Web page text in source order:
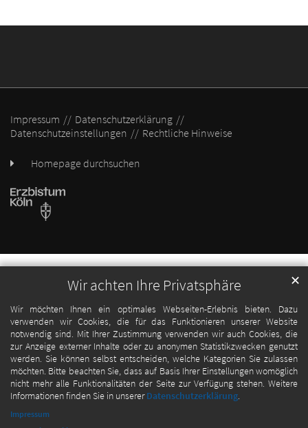
Wir achten Ihre Privatsphäre
Wir möchten Ihnen ein optimales Webseiten-Erlebnis bieten. Dazu
verwenden wir Cookies, die für das Funktionieren unserer Website
notwendig sind. Mit Ihrer Zustimmung verwenden wir auch Cookies, die
zur Anzeige externer Inhalte oder zu anonymen Statistikzwecken genutzt
werden. Sie können selbst entscheiden, welche Kategorien Sie zulassen
möchten. Bitte beachten Sie, dass auf Basis Ihrer Einstellungen womöglich
nicht mehr alle Funktionalitäten der Seite zur Verfügung stehen. Weitere
Informationen finden Sie in unsererDatenschutzerklärung.
✕
Impressum
Impressum
Datenschutzerklärung
Datenschutzeinstellungen
Rechtliche Hinweise
Homepage durchsuchen